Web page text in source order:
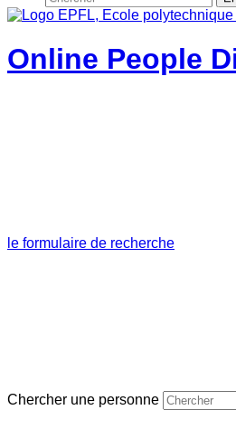
Online People
le formulaire de recherche
Chercher une personne